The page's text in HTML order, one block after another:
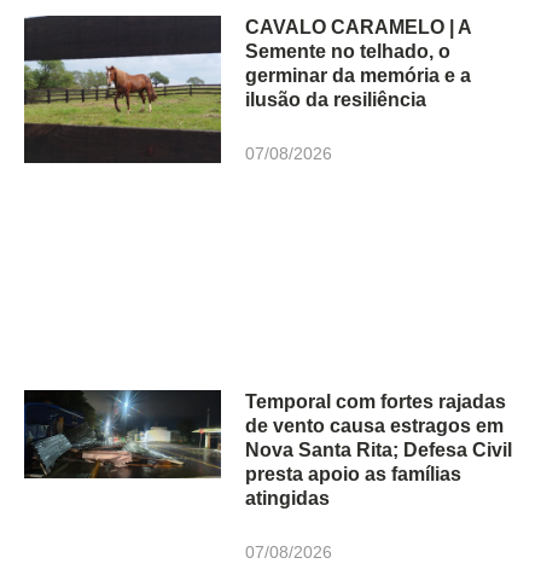
CAVALO CARAMELO | A
Semente no telhado, o
germinar da memória e a
ilusão da resiliência
07/08/2026
Temporal com fortes rajadas
de vento causa estragos em
Nova Santa Rita; Defesa Civil
presta apoio as famílias
atingidas
07/08/2026